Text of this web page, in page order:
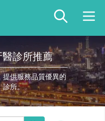
診所推薦
提供服務品質優異的
診所。